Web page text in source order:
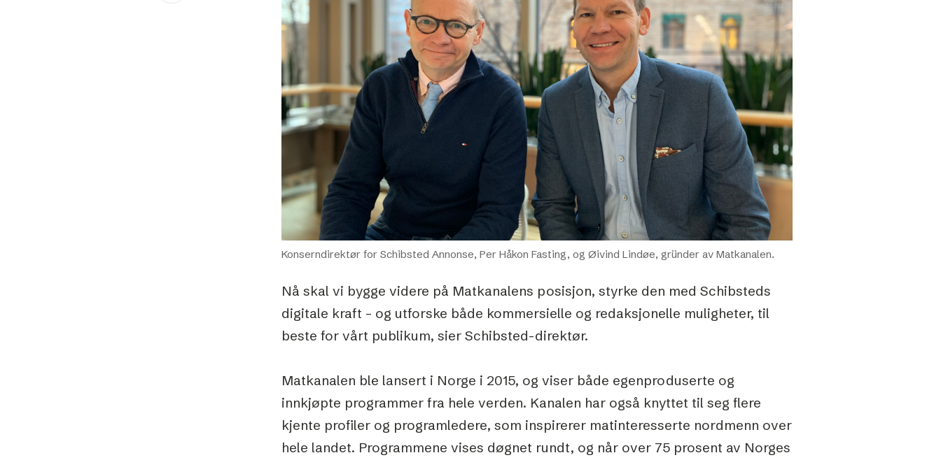
Schibsted’s visual design
Podme
Konserndirektør for Schibsted Annonse, Per Håkon Fasting, og Øivind Lindøe, gründer av Matkanalen.
Nå skal vi bygge videre på Matkanalens posisjon, styrke den med Schibsteds
digitale kraft – og utforske både kommersielle og redaksjonelle muligheter, til
beste for vårt publikum, sier Schibsted-direktør.
Matkanalen ble lansert i Norge i 2015, og viser både egenproduserte og
innkjøpte programmer fra hele verden. Kanalen har også knyttet til seg flere
kjente profiler og programledere, som inspirerer matinteresserte nordmenn over
hele landet. Programmene vises døgnet rundt, og når over 75 prosent av Norges